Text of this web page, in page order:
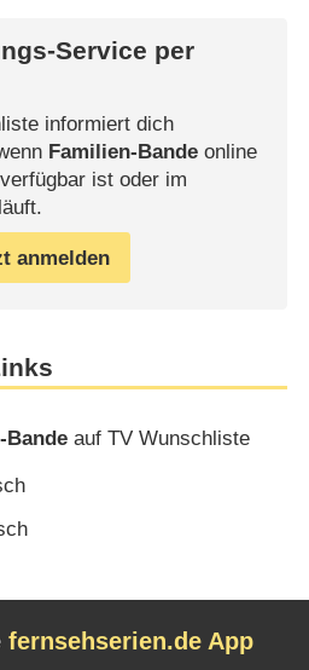
Service per
informiert dich
Familien-Bandeonline
ist oder im
anmelden
Bande auf TV Wunschliste
fernsehserien.de App